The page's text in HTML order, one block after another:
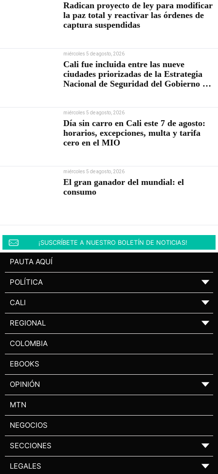
Radican proyecto de ley para modificar
la paz total y reactivar las órdenes de
captura suspendidas
miércoles 5 de agosto, 2026
Cali fue incluida entre las nueve
ciudades priorizadas de la Estrategia
Nacional de Seguridad del Gobierno de
miércoles 5 de agosto, 2026
Día sin carro en Cali este 7 de agosto:
horarios, excepciones, multa y tarifa
cero en el MIO
miércoles 5 de agosto, 2026
El gran ganador del mundial: el
consumo
¡SUSCRÍBETE A NUESTRO BOLETÍN DE NOTICIAS!
PAUTA AQUÍ
POLÍTICA ▼
CALI ▼
REGIONAL ▼
COLOMBIA
EBOOKS
OPINIÓN ▼
MTN
NEGOCIOS
SECCIONES ▼
LEGALES ▼